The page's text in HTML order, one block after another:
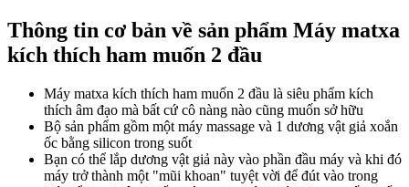
Thông tin cơ bản về sản phẩm Máy matxa
kích thích ham muốn 2 đầu
Máy matxa kích thích ham muốn 2 đầu là siêu phẩm kích
thích âm đạo mà bất cứ cô nàng nào cũng muốn sở hữu
Bộ sản phẩm gồm một máy massage và 1 dương vật giả xoắn
ốc bằng silicon trong suốt
Bạn có thể lắp dương vật giả này vào phần đầu máy và khi đó
máy trở thành một "mũi khoan" tuyệt vời để đút vào trong